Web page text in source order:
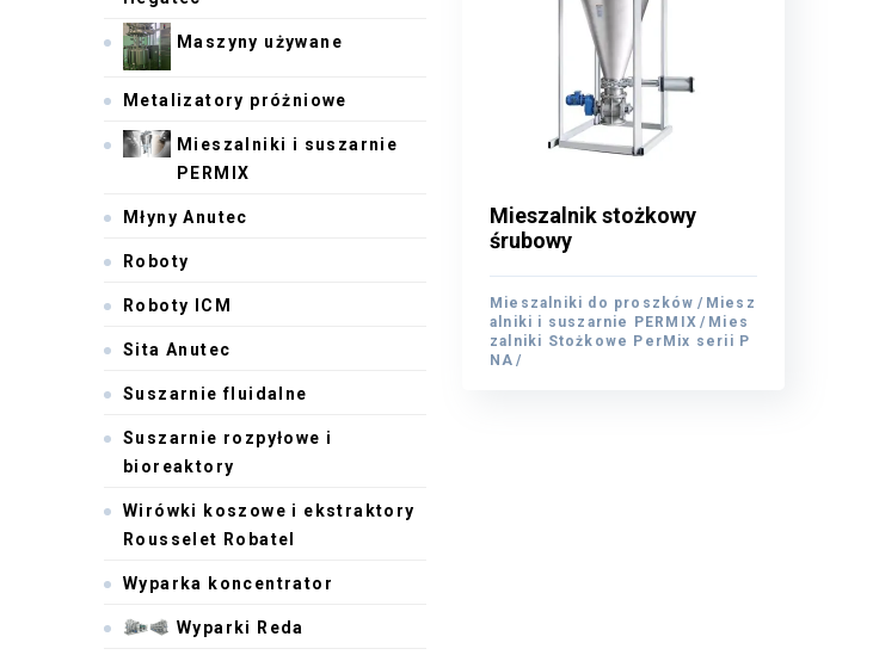
Mieszalnik stożkowy
śrubowy
Mieszalniki do proszków
Miesz
alniki i suszarnie PERMIX
Mies
zalniki Stożkowe PerMix serii P
Mieszalnik stożkowy
śrubowy
Mieszalniki do proszków
Miesz
alniki i suszarnie PERMIX
Mies
zalniki Stożkowe PerMix serii P
NA
Maszyny używane
Metalizatory próżniowe
Mieszalniki i suszarnie
PERMIX
Młyny Anutec
Roboty
Roboty ICM
Sita Anutec
Suszarnie fluidalne
Suszarnie rozpyłowe i
bioreaktory
Wirówki koszowe i ekstraktory
Rousselet Robatel
Wyparka koncentrator
Wyparki Reda